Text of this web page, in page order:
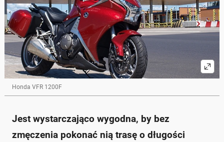
Honda VFR 1200F
Jest wystarczająco wygodna, by bez
zmęczenia pokonać nią trasę o długości